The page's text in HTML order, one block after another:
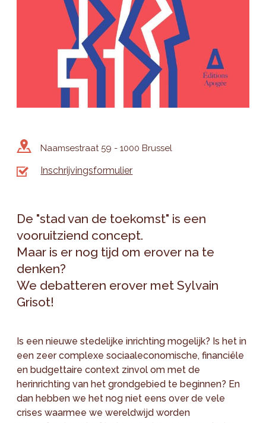
Naamsestraat 59 - 1000 Brussel
Inschrijvingsformulier
De "stad van de toekomst" is een
vooruitziend concept.
Maar is er nog tijd om erover na te
denken?
We debatteren erover met Sylvain
Grisot!
Is een nieuwe stedelijke inrichting mogelijk? Is het in
een zeer complexe sociaaleconomische, financiële
en budgettaire context zinvol om met de
herinrichting van het grondgebied te beginnen? En
dan hebben we het nog niet eens over de vele
crises waarmee we wereldwijd worden